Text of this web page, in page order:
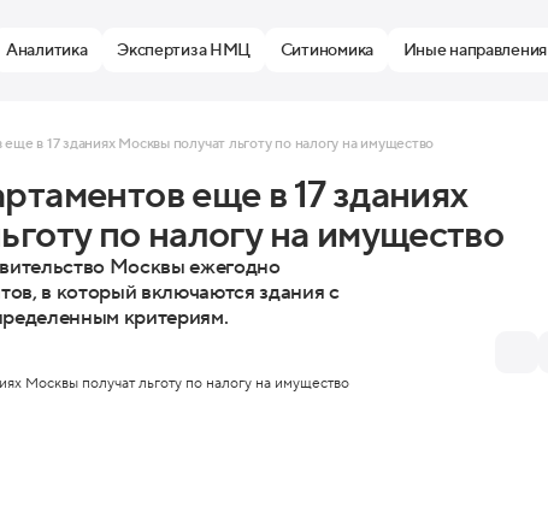
Аналитика Экспертиза НМЦ Ситиномика Иные направления
в 17 зданиях Москвы получат льготу по налогу на имущество
еще в 17 зданиях
по налогу на имущество
Москвы ежегодно
в который включаются здания с
критериям.